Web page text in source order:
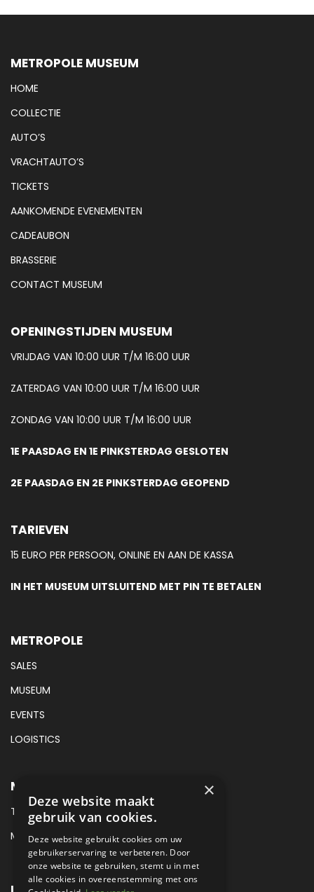
METROPOLE MUSEUM
HOME
COLLECTIE
AUTO’S
VRACHTAUTO’S
TICKETS
AANKOMENDE EVENEMENTEN
CADEAUBON
BRASSERIE
CONTACT MUSEUM
OPENINGSTIJDEN MUSEUM
VRIJDAG VAN 10:00 UUR T/M 16:00 UUR
ZATERDAG VAN 10:00 UUR T/M 16:00 UUR
ZONDAG VAN 10:00 UUR T/M 16:00 UUR
1E PAASDAG EN 1E PINKSTERDAG GESLOTEN
2E PAASDAG EN 2E PINKSTERDAG GEOPEND
TARIEVEN
15 EURO PER PERSOON, ONLINE EN AAN DE KASSA
IN HET MUSEUM UITSLUITEND MET PIN TE BETALEN
METROPOLE
SALES
MUSEUM
EVENTS
LOGISTICS
METROPOLE MUSEUM CONTACT
TEL:
+31 (0) 88 425 94 00
MAIL:MUSEUM@METROPOLE.NL
×
Deze website maakt
gebruik van cookies.
Deze website gebruikt cookies om uw
gebruikerservaring te verbeteren. Door
onze website te gebruiken, stemt u in met
alle cookies in overeenstemming met ons